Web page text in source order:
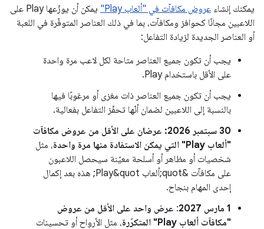
يمكنك إنشاء عروض مكافآت في "ألعاب Play"
يمكن أن يوزّعها Play على
اللاعبين مجانًا كحوافز ومكافآت، بما في ذلك العناصر المتوفّرة في اللعبة
أو العناصر الجديدة لزيادة التفاعل:
يجب أن تكون جميع العناصر متاحة لكل لاعب مرة واحدة
على الأقل باستخدام Play.
يجب أن تكون جميع العناصر ذات مغزى أو مرغوبًا فيها
بالنسبة إلى اللاعبين لضمان أنّها تحفّز التفاعل بفعالية.
‫30 سبتمبر 2026:
عرضان على الأقل من عروض مكافآت
"ألعاب Play" التي يمكن الاستفادة منها مرة واحدة
، مثل
شخصيات أو مظاهر أو أسلحة معيّنة سيحصل اللاعبون
على مكافآت &quot;ألعاب Play&quot; هذه بعد إكمال
إحدى المهام بنجاح.
1 مارس 2027
: عرض واحد على الأقل من عروض
"مكافآت ألعاب Play" المتكرّرة
، مثل الأرواح أو تحسينات